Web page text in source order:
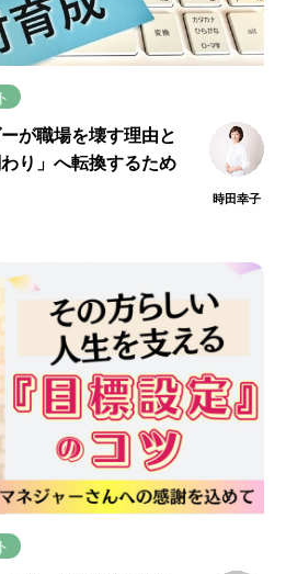
が職場を壊す理由と
り」へ転換するため
時田幸子